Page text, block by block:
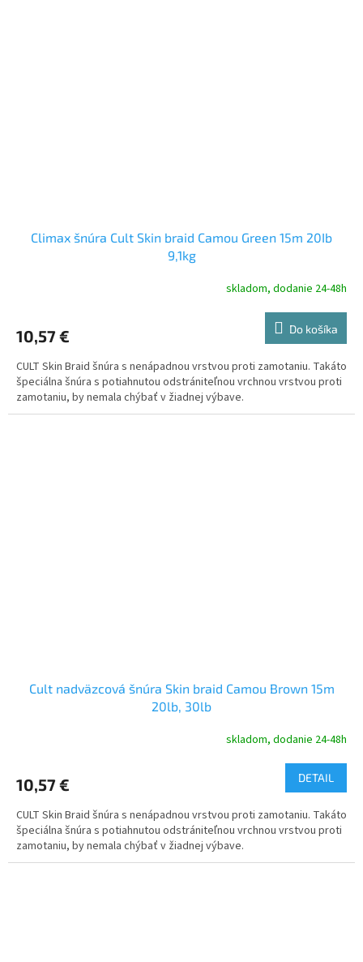
Climax šnúra Cult Skin braid Camou Green 15m 20Ib
9,1kg
skladom, dodanie 24-48h
10,57 € Do košíka
CULT Skin Braid šnúra s nenápadnou vrstvou proti zamotaniu. Takáto
špeciálna šnúra s potiahnutou odstrániteľnou vrchnou vrstvou proti
zamotaniu, by nemala chýbať v žiadnej výbave.
Cult nadväzcová šnúra Skin braid Camou Brown 15m
20lb, 30lb
skladom, dodanie 24-48h
10,57 € DETAIL
CULT Skin Braid šnúra s nenápadnou vrstvou proti zamotaniu. Takáto
špeciálna šnúra s potiahnutou odstrániteľnou vrchnou vrstvou proti
zamotaniu, by nemala chýbať v žiadnej výbave.